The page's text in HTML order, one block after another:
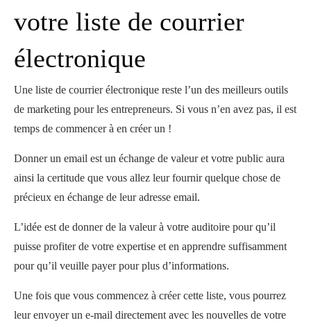
votre liste de courrier
électronique
Une liste de courrier électronique reste l’un des meilleurs outils
de marketing pour les entrepreneurs. Si vous n’en avez pas, il est
temps de commencer à en créer un !
Donner un email est un échange de valeur et votre public aura
ainsi la certitude que vous allez leur fournir quelque chose de
précieux en échange de leur adresse email.
L’idée est de donner de la valeur à votre auditoire pour qu’il
puisse profiter de votre expertise et en apprendre suffisamment
pour qu’il veuille payer pour plus d’informations.
Une fois que vous commencez à créer cette liste, vous pourrez
leur envoyer un e-mail directement avec les nouvelles de votre